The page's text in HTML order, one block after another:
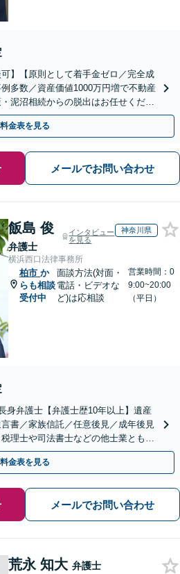
】【原則として着手金ゼロ／完全成
多数／資産価値1000万円増で不動産
泥沼相続からの脱出はお任せくださ
ます
料金表を見る
メールでお問い合わせ
飯島 俊
弁護士
インタビュー
を見る
神奈川県
横浜西口法律事務所
柏市 か
らも相談
受付中
面談方法(対面・
電話・ビデオな
ど)は応相談
営業時間：0
9:00~20:00
（平日）
身弁護士【弁護士歴10年以上】遺産
書／家族信託／任意後見／成年後見
理士や司法書士などの他士業とも連
】【横浜駅7分】
料金表を見る
メールでお問い合わせ
荒永 知大 弁護士